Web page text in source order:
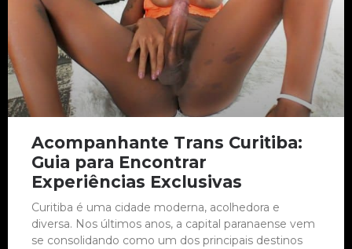
Acompanhante Trans Curitiba:
Guia para Encontrar
Experiências Exclusivas
Curitiba é uma cidade moderna, acolhedora e
diversa. Nos últimos anos, a capital paranaense vem
se consolidando como um dos principais destinos